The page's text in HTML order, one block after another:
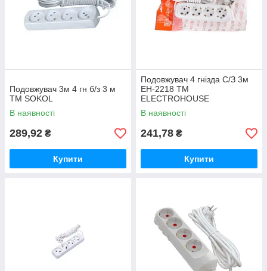
Подовжувач 3м 4 гн б/з 3 м
ТМ SOKOL
В наявності
289,92 ₴
Купити
Подовжувач 4 гнізда С/З 3м
ЕН-2218 ТМ
ELECTROHOUSE
В наявності
241,78 ₴
Купити